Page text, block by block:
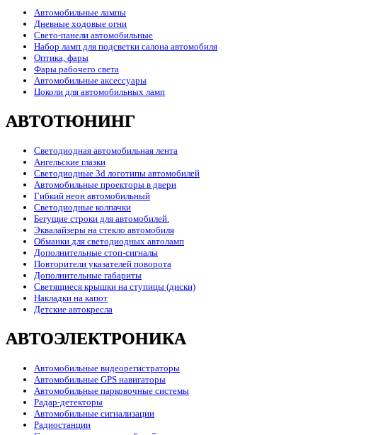
Автомобильные лампы
Дневные ходовые огни
Свето-панели автомобильные
Набор ламп для подсветки салона автомобиля
Оптика, фары
Фары рабочего света
Автомобильные аксессуары
Цоколи для автомобильных ламп
АВТОТЮНИНГ
Светодиодная автомобильная лента
Ангельские глазки
Светодиодные 3d логотипы автомобилей
Автомобильные проекторы в двери
Гибкий неон автомобильный
Светодиодные колпачки
Бегущие строки для автомобилей.
Эквалайзеры на стекло автомобиля
Обманки для светодиодных автоламп
Дополнительные стоп-сигналы
Повторители указателей поворота
Дополнительные габариты
Светящиеся крышки на ступицы (диски)
Накладки на капот
Детские автокресла
АВТОЭЛЕКТРОНИКА
Автомобильные видеорегистраторы
Автомобильные GPS навигаторы
Автомобильные парковочные системы
Радар-детекторы
Автомобильные сигнализации
Радиостанции